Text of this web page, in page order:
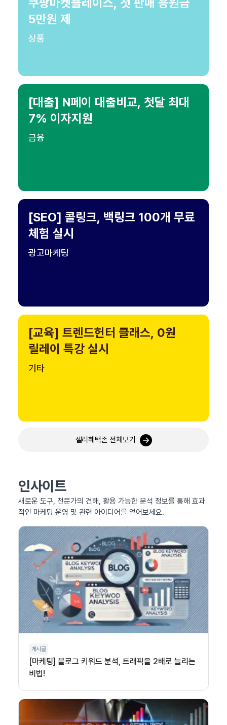
5만원 제
상품
[대출] N페이 대출비교, 첫달 최대
7% 이자지원
금융
[SEO] 콜링크, 백링크 100개 무료
체험 실시
광고마케팅
[교육] 트렌드헌터 클래스, 0원
릴레이 특강 실시
기타
셀러혜택존 전체보기
인사이트
새로운 도구, 전문가의 견해, 활용 가능한 분석 정보를 통해 효과
적인 마케팅 운영 및 관련 아이디어를 얻어보세요.
게시글
[마케팅] 블로그 키워드 분석, 트래픽을 2배로 늘리는
비법!